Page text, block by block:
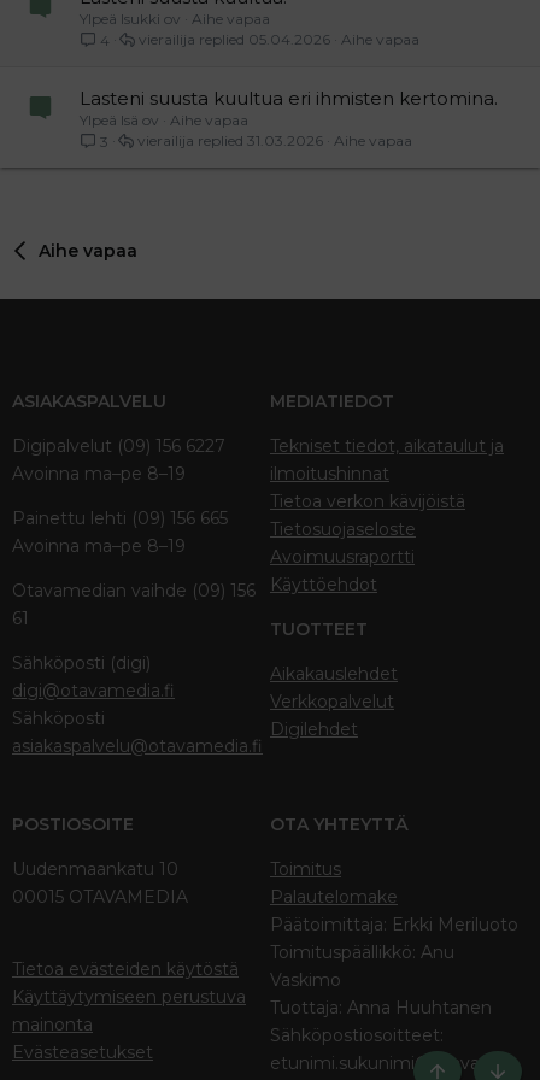
Ylpeä Isukki ov
Aihe vapaa
4
Aihe vapaa
05.04.2026
vierailija
Lasteni suusta kuultua eri ihmisten kertomina.
Ylpeä Isä ov
Aihe vapaa
3
Aihe vapaa
31.03.2026
vierailija
Aihe vapaa
ASIAKASPALVELU
Digipalvelut (09) 156 6227
Avoinna ma–pe 8–19
Painettu lehti (09) 156 665
Avoinna ma–pe 8–19
Otavamedian vaihde (09) 156
61
Sähköposti (digi)
digi@otavamedia.fi
Sähköposti
asiakaspalvelu@otavamedia.fi
MEDIATIEDOT
Tekniset tiedot, aikataulut ja
ilmoitushinnat
Tietoa verkon kävijöistä
Tietosuojaseloste
Avoimuusraportti
Käyttöehdot
TUOTTEET
Aikakauslehdet
Verkkopalvelut
Digilehdet
POSTIOSOITE
Uudenmaankatu 10
00015 OTAVAMEDIA
Tietoa evästeiden käytöstä
Käyttäytymiseen perustuva
mainonta
Evästeasetukset
OTA YHTEYTTÄ
Toimitus
Palautelomake
Päätoimittaja: Erkki Meriluoto
Toimituspäällikkö: Anu
Vaskimo
Tuottaja: Anna Huuhtanen
Sähköpostiosoitteet:
etunimi.sukunimi@otava.fi